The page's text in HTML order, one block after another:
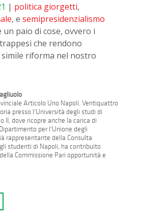
| politica giorgetti,
, e semipresidenzialismo
paio di cose, ovvero i
che rendono
riforma nel nostro
Articolo Uno Napoli. Ventiquattro
presso l'Università degli studi di
II, dove ricopre anche la carica di
per l'Unione degli
rappresentante della Consulta
studenti di Napoli, ha contribuito
Commissione Pari opportunità e